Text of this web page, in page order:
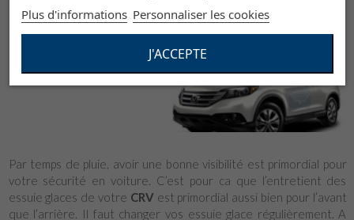
Honda CRV 13 depuis 2012
Par temps de pluie, avoir une bonne visibilité est primordial pour
votre sécurité en voiture. C’est pour ca que l’entretient des
essuie glaces de votre CRVest primordial aussi bien pour l’avant
que l’arrière. Il faut changer vos essuie glace régulièrement. A
Plus d'informations Personnaliser les cookies
J'ACCEPTE